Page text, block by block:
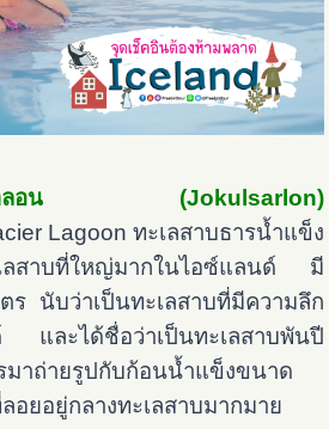
ลซาลอน (Jokulsarlon)
Lagoon ทะเลสาบธารน้ำแข็ง
ลสาบที่ใหญ่มากในไอซ์แลนด์ มี
ร นับว่าเป็นทะเลสาบที่มีความลึก
และได้ชื่อว่าเป็นทะเลสาบพันปี
มาถ่ายรูปกับก้อนน้ำแข็งขนาด
อยอยู่กลางทะเลสาบมากมาย